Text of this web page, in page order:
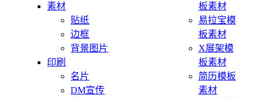
素材
贴纸
边框
背景图片
印刷
名片
DM宣传
板素材
易拉宝模
板素材
X展架模
板素材
简历模板
素材